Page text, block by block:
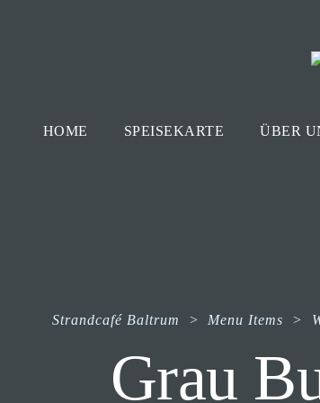
HOME SPEISEKARTE ÜBER
Strandcafé Baltrum > Menu Items >
Grau